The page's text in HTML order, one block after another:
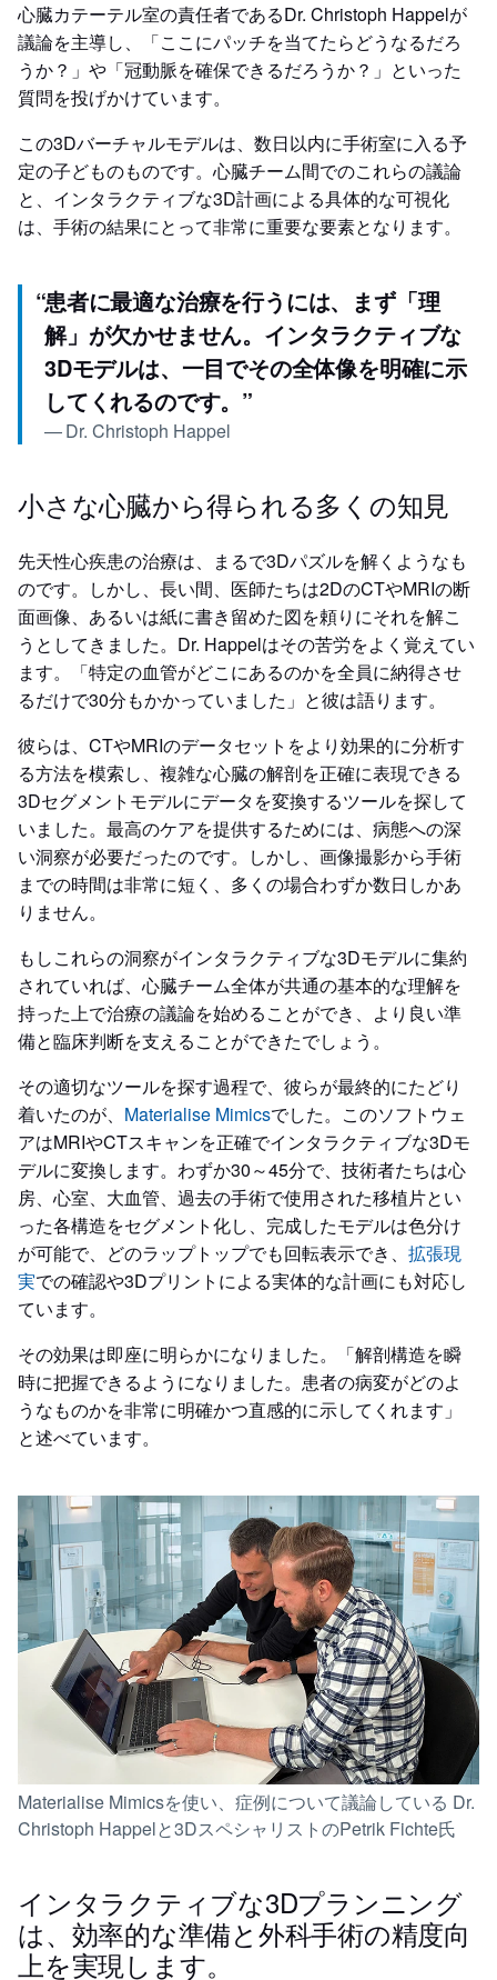
心臓カテーテル室の責任者であるDr. Christoph Happelが
議論を主導し、「ここにパッチを当てたらどうなるだろ
うか？」や「冠動脈を確保できるだろうか？」といった
質問を投げかけています。
この3Dバーチャルモデルは、数日以内に手術室に入る予
定の子どものものです。心臓チーム間でのこれらの議論
と、インタラクティブな3D計画による具体的な可視化
は、手術の結果にとって非常に重要な要素となります。
“患者に最適な治療を行うには、まず「理
解」が欠かせません。インタラクティブな
3Dモデルは、一目でその全体像を明確に示
してくれるのです。 ”
—Dr. Christoph Happel
小さな心臓から得られる多くの知見
先天性心疾患の治療は、まるで3Dパズルを解くようなも
のです。しかし、長い間、医師たちは2DのCTやMRIの断
面画像、あるいは紙に書き留めた図を頼りにそれを解こ
うとしてきました。Dr. Happelはその苦労をよく覚えてい
ます。「特定の血管がどこにあるのかを全員に納得させ
るだけで30分もかかっていました」と彼は語ります。
彼らは、CTやMRIのデータセットをより効果的に分析す
る方法を模索し、複雑な心臓の解剖を正確に表現できる
3Dセグメントモデルにデータを変換するツールを探して
いました。最高のケアを提供するためには、病態への深
い洞察が必要だったのです。しかし、画像撮影から手術
までの時間は非常に短く、多くの場合わずか数日しかあ
りません。
もしこれらの洞察がインタラクティブな3Dモデルに集約
されていれば、心臓チーム全体が共通の基本的な理解を
持った上で治療の議論を始めることができ、より良い準
備と臨床判断を支えることができたでしょう。
その適切なツールを探す過程で、彼らが最終的にたどり
着いたのが、 Materialise Mimicsでした。このソフトウェ
アはMRIやCTスキャンを正確でインタラクティブな3Dモ
デルに変換します。わずか30～45分で、技術者たちは心
房、心室、大血管、過去の手術で使用された移植片とい
った各構造をセグメント化し、完成したモデルは色分け
が可能で、どのラップトップでも回転表示でき、 拡張現
実での確認や3Dプリントによる実体的な計画にも対応し
ています。
その効果は即座に明らかになりました。「解剖構造を瞬
時に把握できるようになりました。患者の病変がどのよ
うなものかを非常に明確かつ直感的に示してくれます」
と述べています。
Materialise Mimicsを使い、症例について議論している Dr.
Christoph Happelと3DスペシャリストのPetrik Fichte氏
インタラクティブな3Dプランニング
は、効率的な準備と外科手術の精度向
上を実現します。